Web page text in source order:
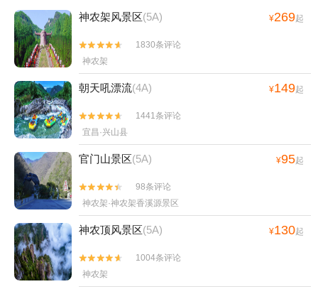
神农架风景区(5A) ¥269起


1830条评论
神农架
朝天吼漂流(4A) ¥149起


1441条评论
宜昌·兴山县
官门山景区(5A) ¥95起


98条评论
神农架·神农架香溪源景区
神农顶风景区(5A) ¥130起


1004条评论
神农架